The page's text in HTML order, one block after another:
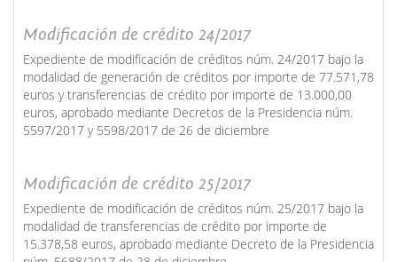
Modificación de crédito 24/2017
Expediente de modificación de créditos núm. 24/2017 bajo la
modalidad de generación de créditos por importe de 77.571,78
euros y transferencias de crédito por importe de 13.000,00
euros, aprobado mediante Decretos de la Presidencia núm.
5597/2017 y 5598/2017 de 26 de diciembre
Modificación de crédito 25/2017
Expediente de modificación de créditos núm. 25/2017 bajo la
modalidad de transferencias de crédito por importe de
15.378,58 euros, aprobado mediante Decreto de la Presidencia